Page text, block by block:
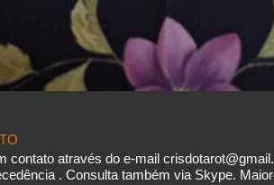
contato através do e-mail
. Consulta também via Skype.